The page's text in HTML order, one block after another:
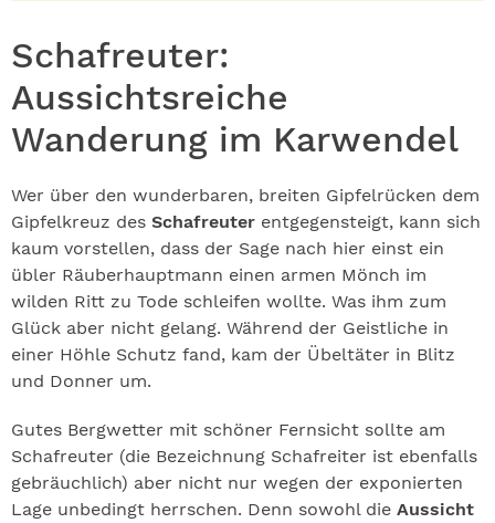
Schafreuter:
Aussichtsreiche
Wanderung im Karwendel
Wer über den wunderbaren, breiten Gipfelrücken dem
Gipfelkreuz des Schafreuter entgegensteigt, kann sich
kaum vorstellen, dass der Sage nach hier einst ein
übler Räuberhauptmann einen armen Mönch im
wilden Ritt zu Tode schleifen wollte. Was ihm zum
Glück aber nicht gelang. Während der Geistliche in
einer Höhle Schutz fand, kam der Übeltäter in Blitz
und Donner um.
Gutes Bergwetter mit schöner Fernsicht sollte am
Schafreuter (die Bezeichnung Schafreiter ist ebenfalls
gebräuchlich) aber nicht nur wegen der exponierten
Lage unbedingt herrschen. Denn sowohl die Aussicht